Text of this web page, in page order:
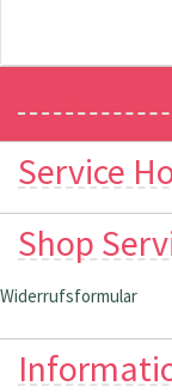
Service
Shop
Widerrufsformular